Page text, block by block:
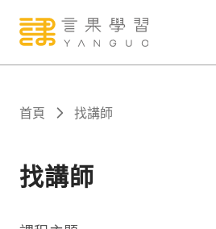
關於
首頁 找講師
找講師